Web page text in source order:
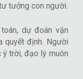
tưởng con người.
dự đoán vận
quyết định. Người
trời, đạo lý muôn